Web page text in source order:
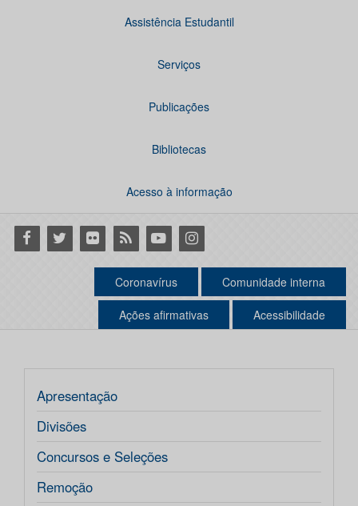
Assistência Estudantil
Serviços
Publicações
Bibliotecas
Acesso à informação
Facebook
Twitter Flickr RSS YoutubeInstagram
Coronavírus Comunidade interna
Ações afirmativas Acessibilidade
Apresentação
Divisões
Concursos e Seleções
Remoção